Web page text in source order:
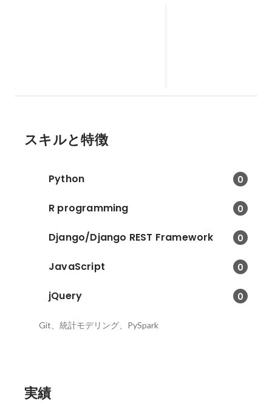
敗れたものの、10件中4件の盛り
スキルと特徴
Python 0
R programming 0
Django/Django REST Framework 0
JavaScript 0
jQuery 0
Git、統計モデリング、PySpark
実績